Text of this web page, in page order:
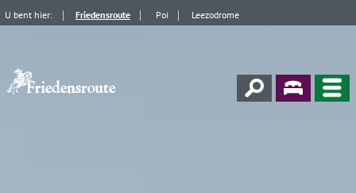
U bent hier: Friedensroute Poi Leezodrome